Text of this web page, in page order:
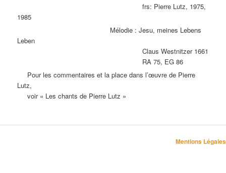
frs: Pierre Lutz, 1975,
1985
Mélodie : Jesu, meines Lebens
Leben
Claus Westnitzer 1661
RA 75, EG 86
Pour les commentaires et la place dans l’œuvre de Pierre
Lutz,
voir « Les chants de Pierre Lutz »
Mentions Légales